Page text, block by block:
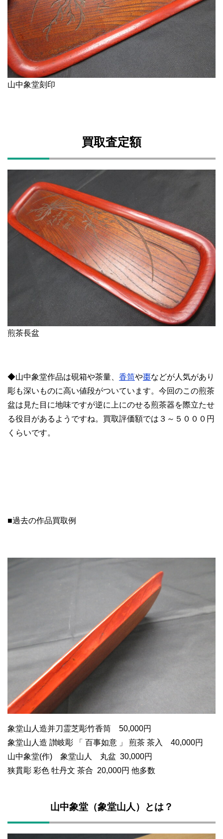
山中象堂刻印
買取査定額
煎茶長盆
◆山中象堂作品は硯箱や茶量、 香筒や棗などが人気があり
彫も深いものに高い値段がついています。今回のこの煎茶
盆は見た目に地味ですが逆に上にのせる煎茶器を際立たせ
る役目があるようですね。買取評価額では３～５０００円
くらいです。
■過去の作品買取例
象堂山人造并刀霊芝彫竹香筒 50,000円
象堂山人造 讃岐彫 「 百事如意 」 煎茶 茶入 40,000円
山中象堂(作) 象堂山人 丸盆 30,000円
狭貫彫 彩色 牡丹文 茶合 20,000円 他多数
山中象堂（象堂山人）とは？